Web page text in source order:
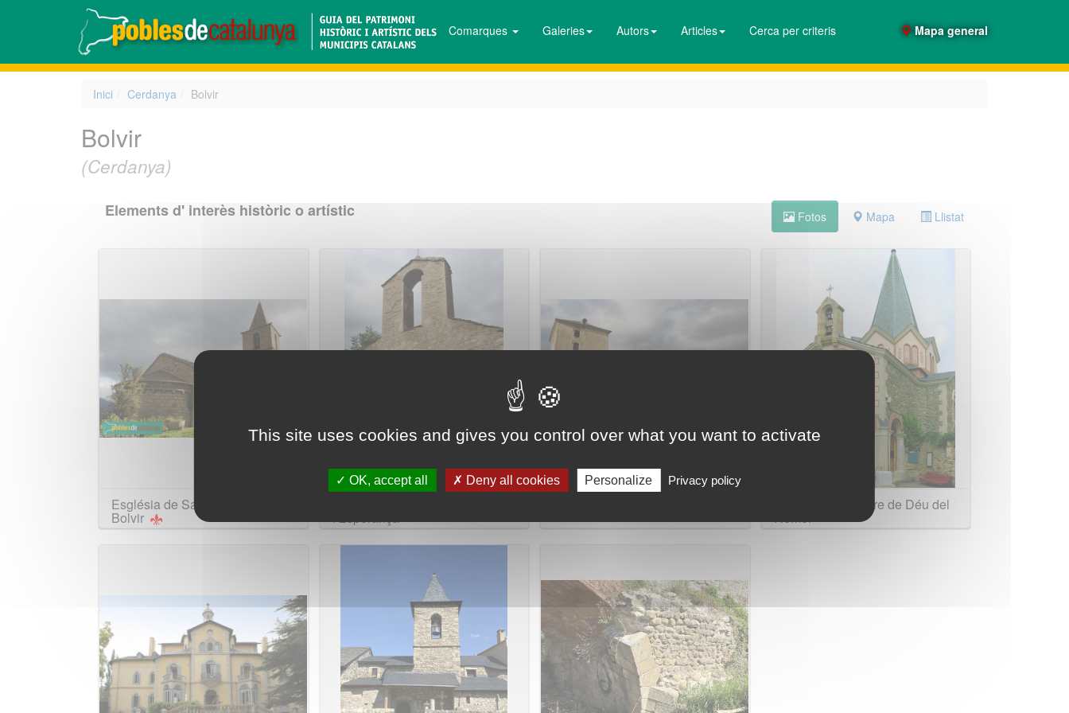
Comarques Galeries Autors Articles Cerca per criteris Mapa general
Inici Cerdanya Bolvir
Bolvir
(Cerdanya)
Elements d' interès històric o artístic Fotos Mapa Llistat
Església de Santa Cecília de
Bolvir l'Esperança
Santuari de la Mare de Déu del
Remei
This site uses cookies and gives you control over what you want to activate
OK, accept all Deny all cookies Personalize Privacy policy